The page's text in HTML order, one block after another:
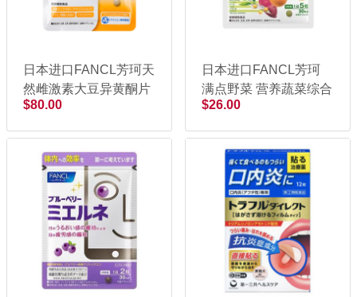
日本进口FANCL芳珂天
然雌激素大豆异黄酮片
30粒
$80.00
日本进口FANCL芳珂
满点野菜 营养蔬菜综合
蔬菜片 150粒
$26.00